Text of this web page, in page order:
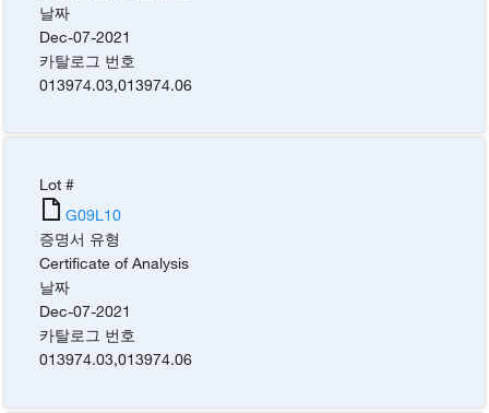
날짜
Dec-07-2021
카탈로그 번호
013974.03,013974.06
Lot #
G09L10
증명서 유형
Certificate of Analysis
날짜
Dec-07-2021
카탈로그 번호
013974.03,013974.06